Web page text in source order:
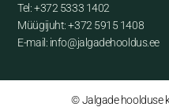
Tel: +372 5333 1402
Müügijuht: +372 5915 1408
E-mail: info@jalgadehooldus.ee
© Jalgade hoolduse